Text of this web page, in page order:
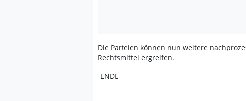
Die Parteien können nun weitere
Rechtsmittel ergreifen.
-ENDE-